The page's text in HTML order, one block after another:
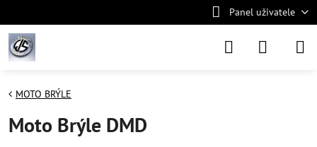
Panel uživatele
MOTO BRÝLE
Moto Brýle DMD